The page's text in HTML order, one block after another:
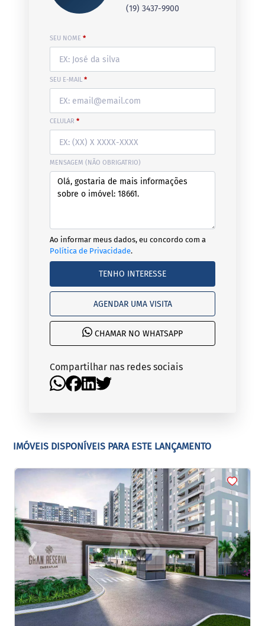
(19) 3437-9900
SEU NOME *
SEU E-MAIL *
CELULAR *
MENSAGEM (NÃO OBRIGATRIO)
Ao informar meus dados, eu concordo com a
Política de Privacidade.
TENHO INTERESSE
AGENDAR UMA VISITA
CHAMAR NO WHATSAPP
Compartilhar nas redes sociais
IMÓVEIS DISPONÍVEIS PARA ESTE LANÇAMENTO
<<<<
‹Previous ›Next